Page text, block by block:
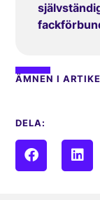
ÄMNEN I
DELA: